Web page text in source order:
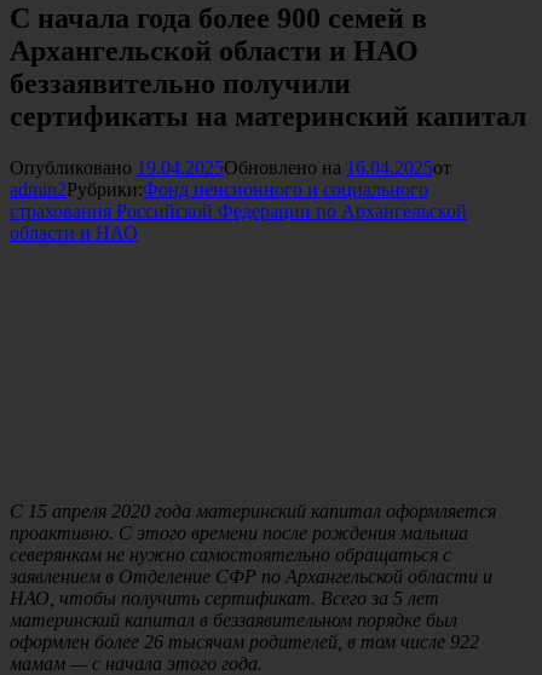
С начала года более 900 семей в
Архангельской области и НАО
беззаявительно получили
сертификаты на материнский капитал
Опубликовано 19.04.2025Обновлено на 16.04.2025от
admin2Рубрики:Фонд пенсионного и социального
страхования Российской Федерации по Архангельской
области и НАО
С 15 апреля 2020 года материнский капитал оформляется
проактивно. С этого времени после рождения малыша
северянкам не нужно самостоятельно обращаться с
заявлением в Отделение СФР по Архангельской области и
НАО, чтобы получить сертификат. Всего за 5 лет
материнский капитал в беззаявительном порядке был
оформлен более 26 тысячам родителей, в том числе 922
мамам — с начала этого года.